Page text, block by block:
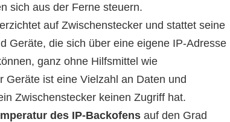
sich aus der Ferne steuern.
auf Zwischenstecker und stattet seine
Geräte, die sich über eine eigene IP-Adresse
ganz ohne Hilfsmittel wie
Geräte ist eine Vielzahl an Daten und
Zwischenstecker keinen Zugriff hat.
des IP-Backofens auf den Grad